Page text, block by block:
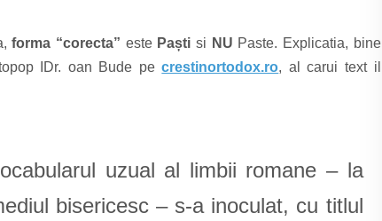
forma “corecta” este Paști si NU Paste. Explicatia, bine
IDr. oan Bude pecrestinortodox.ro, al carui text il
uzual al limbii romane – la
bisericesc – s-a inoculat, cu titlul